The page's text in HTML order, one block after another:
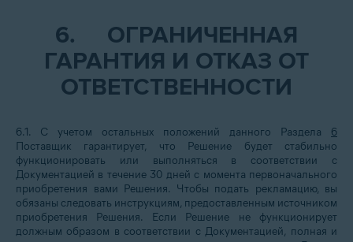
6.
ОГРАНИЧЕННАЯ
ГАРАНТИЯ И ОТКАЗ ОТ
ОТВЕТСТВЕННОСТИ
6.1. С учетом остальных положений данного Раздела 6
Поставщик гарантирует, что Решение будет стабильно
функционировать или выполняться в соответствии с
Документацией в течение 30 дней с момента первоначального
приобретения вами Решения. Чтобы подать рекламацию, вы
обязаны следовать инструкциям, предоставленным источником
приобретения Решения. Если Решение не функционирует
должным образом в соответствии с Документацией, полная и